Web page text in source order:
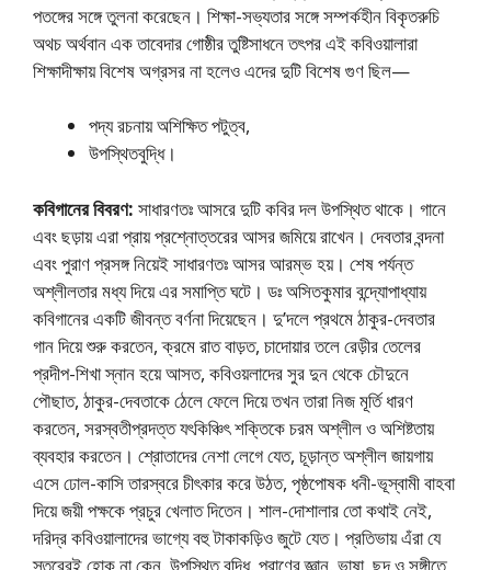
পতঙ্গের সঙ্গে তুলনা করেছেন। শিক্ষা-সভ্যতার সঙ্গে সম্পর্কহীন বিকৃতরুচি
অথচ অর্থবান এক তাবেদার গােষ্ঠীর তুষ্টিসাধনে তৎপর এই কবিওয়ালারা
শিক্ষাদীক্ষায় বিশেষ অগ্রসর না হলেও এদের দুটি বিশেষ গুণ ছিল—
পদ্য রচনায় অশিক্ষিত পটুত্ব,
উপস্থিতবুদ্ধি।
কবিগানের বিবরণ: সাধারণতঃ আসরে দুটি কবির দল উপস্থিত থাকে। গানে
এবং ছড়ায় এরা প্রায় প্রশ্নোত্তরের আসর জমিয়ে রাখেন। দেবতার বন্দনা
এবং পুরাণ প্রসঙ্গ নিয়েই সাধারণতঃ আসর আরম্ভ হয়। শেষ পর্যন্ত
অশ্লীলতার মধ্য দিয়ে এর সমাপ্তি ঘটে। ডঃ অসিতকুমার বন্দ্যোপাধ্যায়
কবিগানের একটি জীবন্ত বর্ণনা দিয়েছেন। দু’দলে প্রথমে ঠাকুর-দেবতার
গান দিয়ে শুরু করতেন, ক্রমে রাত বাড়ত, চাদোয়ার তলে রেড়ীর তেলের
প্রদীপ-শিখা স্নান হয়ে আসত, কবিওয়লাদের সুর দুন থেকে চৌদুনে
পৌছাত, ঠাকুর-দেবতাকে ঠেলে ফেলে দিয়ে তখন তারা নিজ মূর্তি ধারণ
করতেন, সরস্বতীপ্রদত্ত যৎকিঞ্চিৎ শক্তিকে চরম অশ্লীল ও অশিষ্টতায়
ব্যবহার করতেন। শ্রোতাদের নেশা লেগে যেত, চূড়ান্ত অশ্লীল জায়গায়
এসে ঢােল-কাসি তারস্বরে চীৎকার করে উঠত, পৃষ্ঠপােষক ধনী-ভূস্বামী বাহবা
দিয়ে জয়ী পক্ষকে প্রচুর খেলাত দিতেন। শাল-দোশালার তাে কথাই নেই,
দরিদ্র কবিওয়ালাদের ভাগ্যে বহু টাকাকড়িও জুটে যেত। প্রতিভায় এঁরা যে
স্তরেরই হােক না কেন, উপস্থিত বুদ্ধি, পুরাণের জ্ঞান, ভাষা, ছন্দ ও সঙ্গীতে